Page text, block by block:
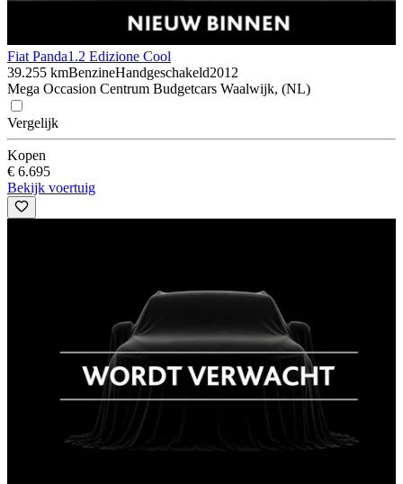
Fiat Panda1.2 Edizione Cool
39.255 kmBenzineHandgeschakeld2012
Mega Occasion Centrum Budgetcars Waalwijk, (NL)
Vergelijk
Kopen
€ 6.695
Bekijk voertuig